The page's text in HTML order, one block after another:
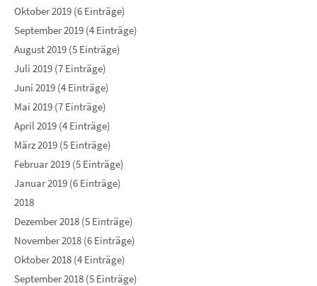
Oktober 2019 (6 Einträge)
September 2019 (4 Einträge)
August 2019 (5 Einträge)
Juli 2019 (7 Einträge)
Juni 2019 (4 Einträge)
Mai 2019 (7 Einträge)
April 2019 (4 Einträge)
März 2019 (5 Einträge)
Februar 2019 (5 Einträge)
Januar 2019 (6 Einträge)
2018
Dezember 2018 (5 Einträge)
November 2018 (6 Einträge)
Oktober 2018 (4 Einträge)
September 2018 (5 Einträge)